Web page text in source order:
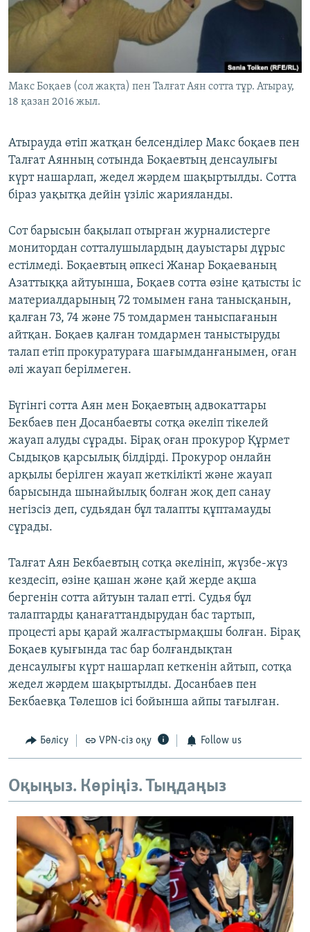
ЖАЗЫЛЫҢЫЗ
Басқа тілдерде
Макс Боқаев (сол жақта) пен Талғат Аян сотта тұр. Атырау,
18 қазан 2016 жыл.
Атырауда өтіп жатқан белсенділер Макс боқаев пен
Талғат Аянның сотында Боқаевтың денсаулығы
күрт нашарлап, жедел жәрдем шақыртылды. Сотта
біраз уақытқа дейін үзіліс жарияланды.
Сот барысын бақылап отырған журналистерге
монитордан сотталушылардың дауыстары дұрыс
естілмеді. Боқаевтың әпкесі Жанар Боқаеваның
Азаттыққа айтуынша, Боқаев сотта өзіне қатысты іс
материалдарының 72 томымен ғана танысқанын,
қалған 73, 74 және 75 томдармен таныспағанын
айтқан. Боқаев қалған томдармен таныстыруды
талап етіп прокуратураға шағымданғанымен, оған
әлі жауап берілмеген.
Бүгінгі сотта Аян мен Боқаевтың адвокаттары
Бекбаев пен Досанбаевты сотқа әкеліп тікелей
жауап алуды сұрады. Бірақ оған прокурор Құрмет
Сыдықов қарсылық білдірді. Прокурор онлайн
арқылы берілген жауап жеткілікті және жауап
барысында шынайылық болған жоқ деп санау
негізсіз деп, судьядан бұл талапты құптамауды
сұрады.
Талғат Аян Бекбаевтың сотқа әкелініп, жүзбе-жүз
кездесіп, өзіне қашан және қай жерде ақша
бергенін сотта айтуын талап етті. Судья бұл
талаптарды қанағаттандырудан бас тартып,
процесті ары қарай жалғастырмақшы болған. Бірақ
Боқаев қуығында тас бар болғандықтан
денсаулығы күрт нашарлап кеткенін айтып, сотқа
жедел жәрдем шақыртылды. Досанбаев пен
Бекбаевқа Төлешов ісі бойынша айпы тағылған.
Бөлісу VPN-сіз оқу Follow us
Оқыңыз. Көріңіз. Тыңдаңыз